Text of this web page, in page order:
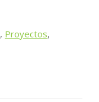
, Proyectos,